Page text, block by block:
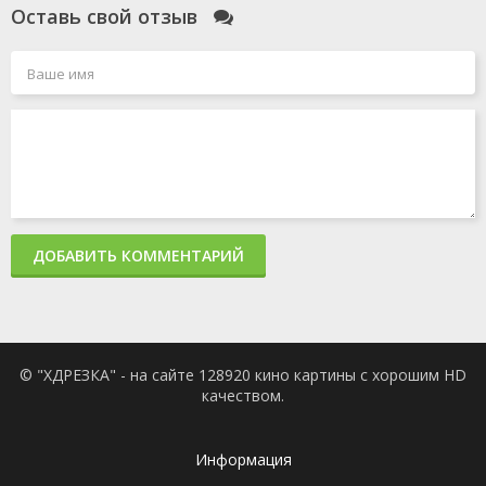
Оставь свой отзыв
ДОБАВИТЬ КОММЕНТАРИЙ
© "ХДРЕЗКА" - на сайте 128920 кино картины с хорошим HD
качеством.
Информация